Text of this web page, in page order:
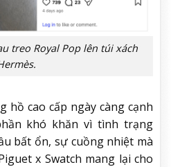
treo Royal Pop lên túi xách
cao cấp ngày càng cạnh
khó khăn vì tình trạng
bất ổn, sự cuồng nhiệt mà
x Swatch mang lại cho